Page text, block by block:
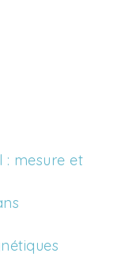
: mesure et